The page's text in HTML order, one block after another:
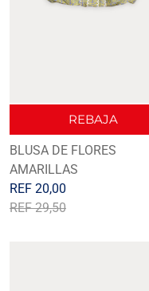
REBAJA
BLUSA DE FLORES
AMARILLAS
REF29,50
REF 20,00